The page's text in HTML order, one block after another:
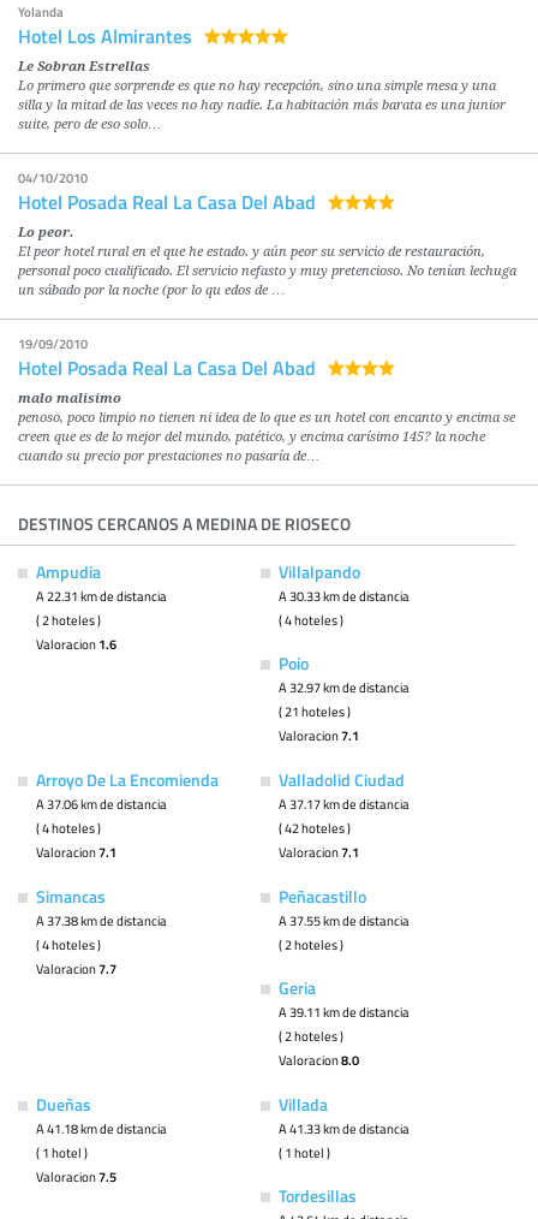
Yolanda
Hotel Los Almirantes
Le Sobran Estrellas
Lo primero que sorprende es que no hay recepción, sino una simple mesa y una
silla y la mitad de las veces no hay nadie. La habitación más barata es una junior
suite, pero de eso solo…
04/10/2010
Hotel Posada Real La Casa Del Abad
Lo peor.
El peor hotel rural en el que he estado. y aún peor su servicio de restauración,
personal poco cualificado. El servicio nefasto y muy pretencioso. No tenían lechuga
un sábado por la noche (por lo qu edos de …
19/09/2010
Hotel Posada Real La Casa Del Abad
malo malisimo
penoso, poco limpio no tienen ni idea de lo que es un hotel con encanto y encima se
creen que es de lo mejor del mundo, patético, y encima carísimo 145? la noche
cuando su precio por prestaciones no pasaría de…
DESTINOS CERCANOS A MEDINA DE RIOSECO
Ampudia
A 22.31 km de distancia
( 2 hoteles )
Valoracion 1.6
Villalpando
A 30.33 km de distancia
( 4 hoteles )
Poio
A 32.97 km de distancia
( 21 hoteles )
Valoracion7.1
Arroyo De La Encomienda
A 37.06 km de distancia
( 4 hoteles )
Valoracion7.1
Valladolid Ciudad
A 37.17 km de distancia
( 42 hoteles )
Valoracion7.1
Simancas
A 37.38 km de distancia
( 4 hoteles )
Valoracion7.7
Peñacastillo
A 37.55 km de distancia
( 2 hoteles )
Geria
A 39.11 km de distancia
( 2 hoteles )
Valoracion8.0
Dueñas
A 41.18 km de distancia
( 1 hotel )
Valoracion7.5
Villada
A 41.33 km de distancia
( 1 hotel )
Tordesillas